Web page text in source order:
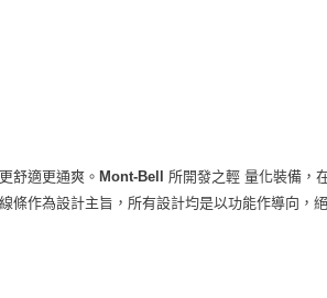
舒適更通爽。 Mont-Bell
所開發之輕 量化裝備，
條作為設計主旨，所有設計均是以功能作導向，